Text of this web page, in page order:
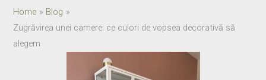
Home
Blog
Zugrăvirea unei camere: ce culori de vopsea decorativă să
alegem